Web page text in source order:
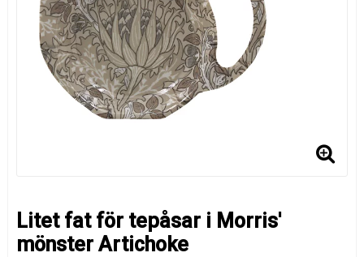
Litet fat för tepåsar i Morris'
mönster Artichoke